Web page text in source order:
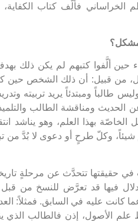
الخراساني فألّف كتاب
حين ألَّفوا كتبهم لم يكن ذلك
من قبيل: أن ذلك الشخص
طالباً ومبتدئاً يريد تربيته
الحديث ومناقشة الطالب
الخاصّة بهذا العلم، وهو يناشد
شيئاً، وكلّ طرحٍ أو دعوى لا بُدَّ من
في حقيقتها تتحدَّث عن مرحلةٍ
فيها قد تعرَّض للنسخ من قبل
كانت عليه في السابق. فمثلاً:
علم الأصول، إذن فالطالب